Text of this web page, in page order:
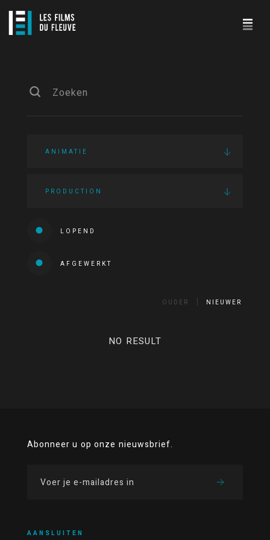
ANIMATIE
PRODUCTION
LOPEND
AFGEWERKT
OUDER NIEUWER
NO RESULT
Abonneer u op onze nieuwsbrief.
AANSLUITEN